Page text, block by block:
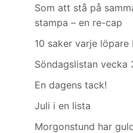
Som att stå på
stampa – en re-cap
10 saker varje löpare
Söndagslistan vecka
En dagens tack!
Juli i en lista
Morgonstund har